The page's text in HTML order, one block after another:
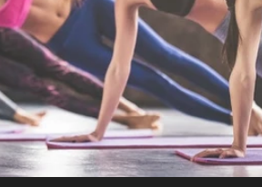
Meilleure Vente
Protéine de pois
Protéine de Whey en Poudre
Peptides de collagène
au chocolat issu de vaches
à l'herbe
de lait de vache nourrie à l'herbe à
vanille
de vache nourrie à l'herbe
All Protéines En Poudre